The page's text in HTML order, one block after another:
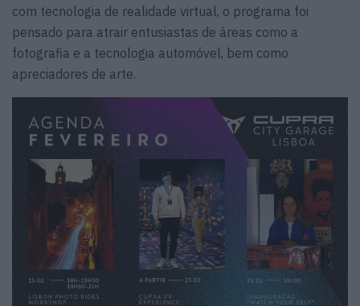
com tecnologia de realidade virtual, o programa foi
pensado para atrair entusiastas de áreas como a
fotografia e a tecnologia automóvel, bem como
apreciadores de arte.